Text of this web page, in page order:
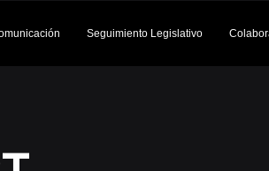
Seguimiento Legislativo